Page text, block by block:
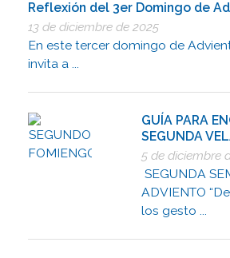
Reflexión del 3er Domingo de
13 de diciembre de 2025
En este tercer domingo de
invita a ...
GUÍA PARA
SEGUNDA
5 de diciembre
SEGUNDA
ADVIENTO
los gesto ...